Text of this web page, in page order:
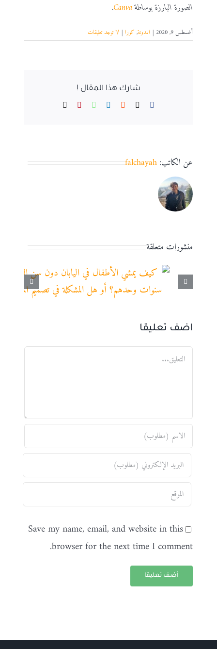
الصورة البارزة بوساطةCanva
.
أغسطس 9, 2020 | المدونة, كورا | لا توجد تعليقات
شارك هذا المقال !
Facebook
Reddit
LinkedIn
WhatsApp
Pinterest
عن الكاتب:falchayah
منشورات متعلقة
اضف تعليقا
تعليق
Save my name, email, and website in this
browser for the next time I comment.